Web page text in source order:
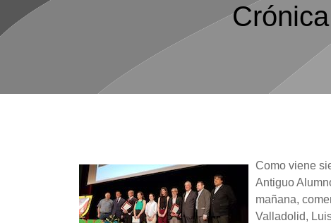
Como viene
Antiguo
mañana,
Valladolid,